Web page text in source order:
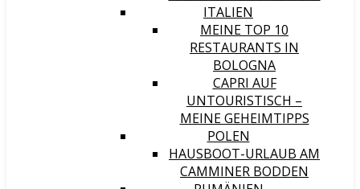
ITALIEN
MEINE TOP 10
RESTAURANTS IN
BOLOGNA
CAPRI AUF
UNTOURISTISCH –
MEINE GEHEIMTIPPS
POLEN
HAUSBOOT-URLAUB AM
CAMMINER BODDEN